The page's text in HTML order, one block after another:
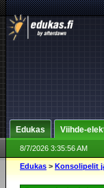
Edukas Viihde-
8/7/2026 3:35:56 AM
Edukas > Konsolipelit